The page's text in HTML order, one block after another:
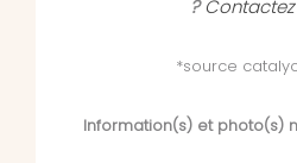
?
*source
Information(s) et photo(s)